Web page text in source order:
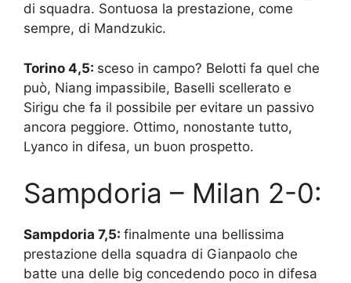
di squadra. Sontuosa la prestazione, come
sempre, di Mandzukic.
Torino 4,5: sceso in campo? Belotti fa quel che
può, Niang impassibile, Baselli scellerato e
Sirigu che fa il possibile per evitare un passivo
ancora peggiore. Ottimo, nonostante tutto,
Lyanco in difesa, un buon prospetto.
Sampdoria – Milan 2-0:
Sampdoria 7,5: finalmente una bellissima
prestazione della squadra di Gianpaolo che
batte una delle big concedendo poco in difesa